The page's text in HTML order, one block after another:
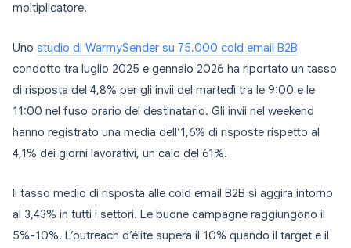
moltiplicatore.
Uno studio di WarmySender su 75.000 cold email B2B
condotto tra luglio 2025 e gennaio 2026 ha riportato un tasso
di risposta del 4,8% per gli invii del martedì tra le 9:00 e le
11:00 nel fuso orario del destinatario. Gli invii nel weekend
hanno registrato una media dell’1,6% di risposte rispetto al
4,1% dei giorni lavorativi, un calo del 61%.
Il tasso medio di risposta alle cold email B2B si aggira intorno
al 3,43% in tutti i settori. Le buone campagne raggiungono il
5%-10%. L’outreach d’élite supera il 10% quando il target e il